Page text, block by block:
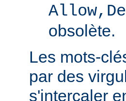
obsolète.
Les mots-
par des
s'intercaler